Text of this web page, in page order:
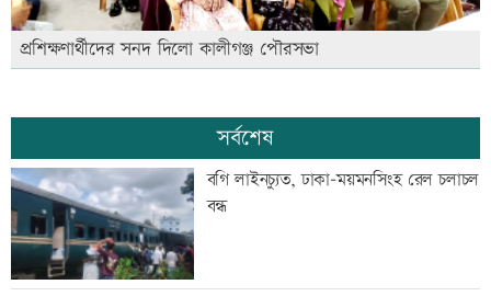
প্রশিক্ষণার্থীদের সনদ দিলো কালীগঞ্জ পৌরসভা
সর্বশেষ
বগি লাইনচ্যুত, ঢাকা-ময়মনসিংহ রেল চলাচল
বন্ধ